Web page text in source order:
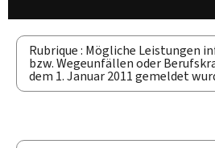
Rubrique : Mögliche Leistungen
bzw. Wegeunfällen oder
dem 1. Januar 2011 gemeldet